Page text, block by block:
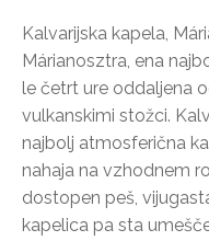
Kalvarijska kapela,
Márianosztra, ena
le četrt ure oddaljena
vulkanskimi stožci.
najbolj atmosferična
nahaja na vzhodnem
dostopen peš,
kapelica pa sta